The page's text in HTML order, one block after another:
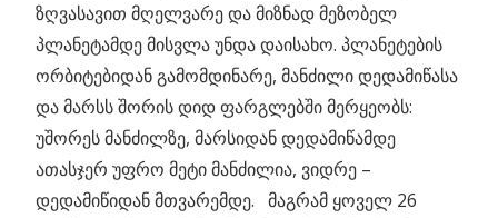
ზღვასავით მღელვარე და მიზნად მეზობელ
პლანეტამდე მისვლა უნდა დაისახო. პლანეტების
ორბიტებიდან გამომდინარე, მანძილი დედამიწასა
და მარსს შორის დიდ ფარგლებში მერყეობს:
უშორეს მანძილზე, მარსიდან დედამიწამდე
ათასჯერ უფრო მეტი მანძილია, ვიდრე –
დედამიწიდან მთვარემდე. მაგრამ ყოველ 26